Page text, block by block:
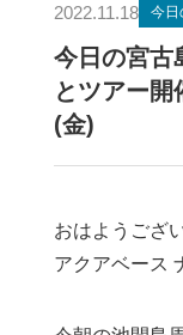
2022.11.18 今日
今日の宮古
とツアー
(金)
おはようござ
アクアベース